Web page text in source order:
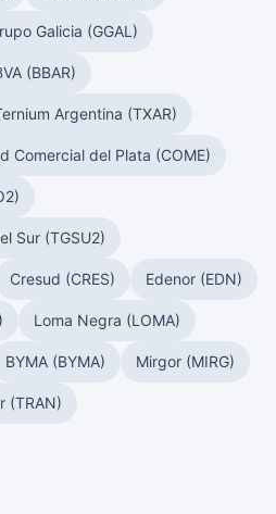
Galicia (GGAL)
(BBAR)
Argentina (TXAR)
Comercial del Plata (COME)
Sur (TGSU2)
Cresud (CRES) Edenor (EDN)
Loma Negra (LOMA)
BYMA (BYMA) Mirgor (MIRG)
(TRAN)